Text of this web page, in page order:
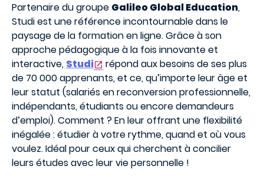
Partenaire du groupe Galileo Global Education,
Studi est une référence incontournable dans le
paysage de la formation en ligne. Grâce à son
approche pédagogique à la fois innovante et
interactive, Studi
répond aux besoins de ses plus
de 70 000 apprenants, et ce, qu’importe leur âge et
leur statut (salariés en reconversion professionnelle,
indépendants, étudiants ou encore demandeurs
d’emploi). Comment ? En leur offrant une flexibilité
inégalée : étudier à votre rythme, quand et où vous
voulez. Idéal pour ceux qui cherchent à concilier
leurs études avec leur vie personnelle !